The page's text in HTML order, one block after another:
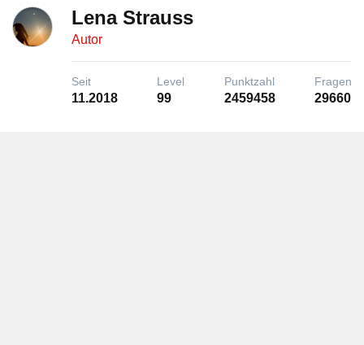
Lena Strauss
Autor
Seit
11.2018
Level
99
Punktzahl
2459458
Fragen
29660